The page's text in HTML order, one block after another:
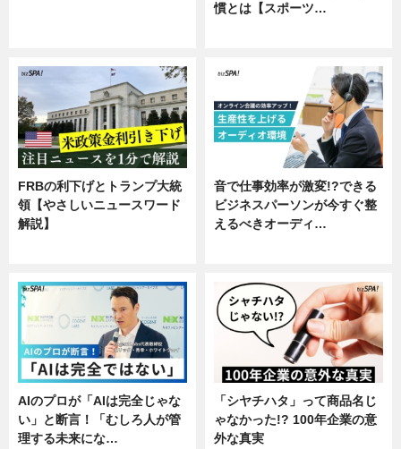
慣とは【スポーツ…
FRBの利下げとトランプ大統
領【やさしいニュースワード
解説】
音で仕事効率が激変!?できる
ビジネスパーソンが今すぐ整
えるべきオーディ…
AIのプロが「AIは完全じゃな
い」と断言！「むしろ人が管
理する未来にな…
「シヤチハタ」って商品名じ
ゃなかった!? 100年企業の意
外な真実